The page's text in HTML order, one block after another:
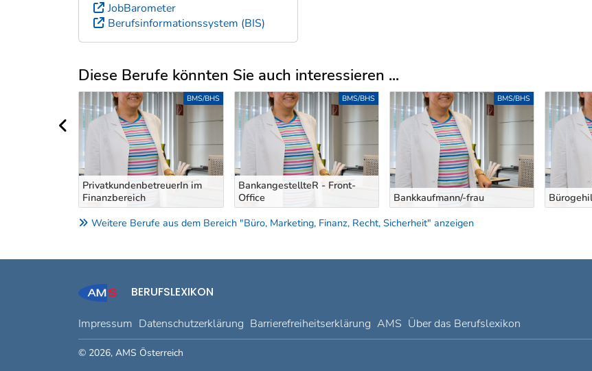
JobBarometer
Berufsinformationssystem (BIS)
Diese Berufe könnten Sie auch interessieren ...
Uber weitere Berufsvorschläge
PrivatkundenbetreuerIn im
Finanzbereich
BMS/BHS
BankangestellteR - Front-
Office
BMS/BHS
Bankkaufmann/-frau
BMS/BHS
vorheriger Bereich
Weitere Berufe aus dem Bereich "Büro, Marketing, Finanz, Recht, Sicherheit" anzeigen
BERUFSLEXIKON
Impressum Datenschutzerklärung Barrierefreiheitserklärung AMS Über das Berufslexikon
© 2026, AMS Österreich